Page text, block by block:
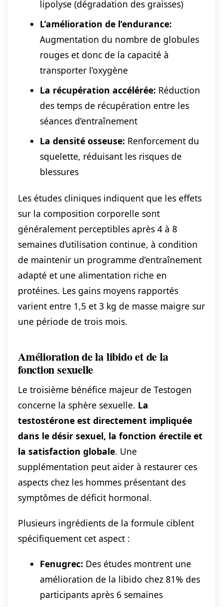
lipolyse (dégradation des graisses)
L’amélioration de l’endurance:
Augmentation du nombre de globules
rouges et donc de la capacité à
transporter l’oxygène
La récupération accélérée: Réduction
des temps de récupération entre les
séances d’entraînement
La densité osseuse: Renforcement du
squelette, réduisant les risques de
blessures
Les études cliniques indiquent que les effets
sur la composition corporelle sont
généralement perceptibles après 4 à 8
semaines d’utilisation continue, à condition
de maintenir un programme d’entraînement
adapté et une alimentation riche en
protéines. Les gains moyens rapportés
varient entre 1,5 et 3 kg de masse maigre sur
une période de trois mois.
Amélioration de la libido et de la
fonction sexuelle
Le troisième bénéfice majeur de Testogen
concerne la sphère sexuelle. La
testostérone est directement impliquée
dans le désir sexuel, la fonction érectile et
la satisfaction globale. Une
supplémentation peut aider à restaurer ces
aspects chez les hommes présentant des
symptômes de déficit hormonal.
Plusieurs ingrédients de la formule ciblent
spécifiquement cet aspect :
Fenugrec: Des études montrent une
amélioration de la libido chez 81% des
participants après 6 semaines